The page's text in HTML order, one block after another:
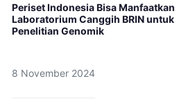
Periset Indonesia Bisa Manfaatkan
Laboratorium Canggih BRIN untuk
Penelitian Genomik
8 November 2024